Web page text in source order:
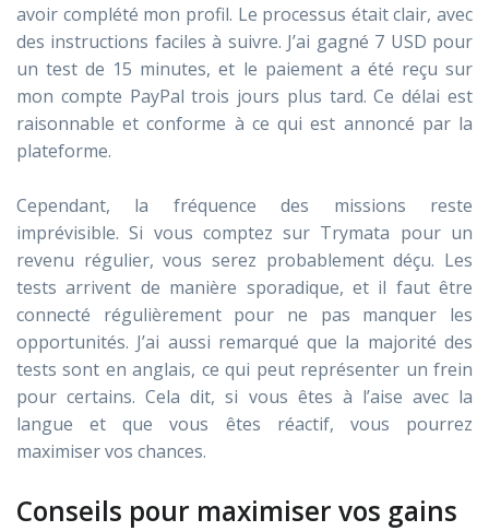
avoir complété mon profil. Le processus était clair, avec
des instructions faciles à suivre. J’ai gagné 7 USD pour
un test de 15 minutes, et le paiement a été reçu sur
mon compte PayPal trois jours plus tard. Ce délai est
raisonnable et conforme à ce qui est annoncé par la
plateforme.
Cependant, la fréquence des missions reste
imprévisible. Si vous comptez sur Trymata pour un
revenu régulier, vous serez probablement déçu. Les
tests arrivent de manière sporadique, et il faut être
connecté régulièrement pour ne pas manquer les
opportunités. J’ai aussi remarqué que la majorité des
tests sont en anglais, ce qui peut représenter un frein
pour certains. Cela dit, si vous êtes à l’aise avec la
langue et que vous êtes réactif, vous pourrez
maximiser vos chances.
Conseils pour maximiser vos gains